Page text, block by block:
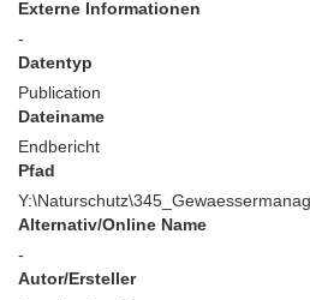
Externe Informationen
-
Datentyp
Publication
Dateiname
Endbericht
Pfad
Alternativ/Online Name
-
Autor/Ersteller